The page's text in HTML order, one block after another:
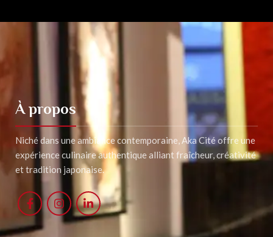
À propos
Niché dans une ambiance contemporaine, Aka Cité offre une
expérience culinaire authentique alliant fraîcheur, créativité
et tradition japonaise.